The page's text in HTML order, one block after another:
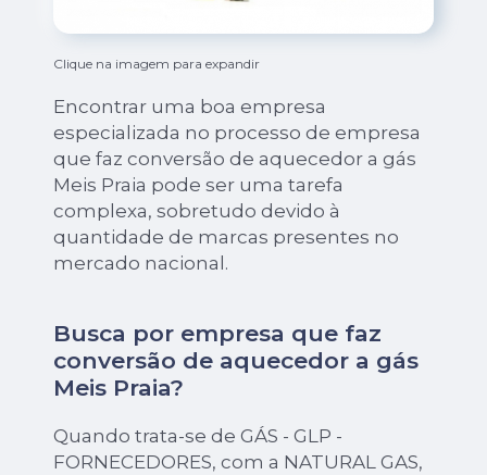
Clique na imagem para expandir
Encontrar uma boa empresa
especializada no processo de empresa
que faz conversão de aquecedor a gás
Meis Praia pode ser uma tarefa
complexa, sobretudo devido à
quantidade de marcas presentes no
mercado nacional.
Busca por empresa que faz
conversão de aquecedor a gás
Meis Praia?
Quando trata-se de GÁS - GLP -
FORNECEDORES, com a NATURAL GAS,